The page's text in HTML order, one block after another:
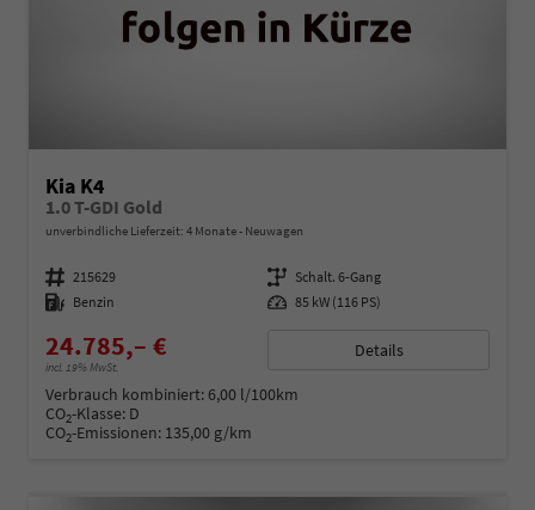
Kia K4
1.0 T-GDI Gold
unverbindliche Lieferzeit: 4 Monate Neuwagen
Fahrzeugnummer 215629 Getriebe Schalt. 6-Gang
Kraftstoff Benzin Leistung 85 kW (116 PS)
24.785,– €
incl. 19% MwSt.
Details
Verbrauch kombiniert:6,00 l/100km
CO2-Klasse: D
CO2-Emissionen: 135,00 g/km